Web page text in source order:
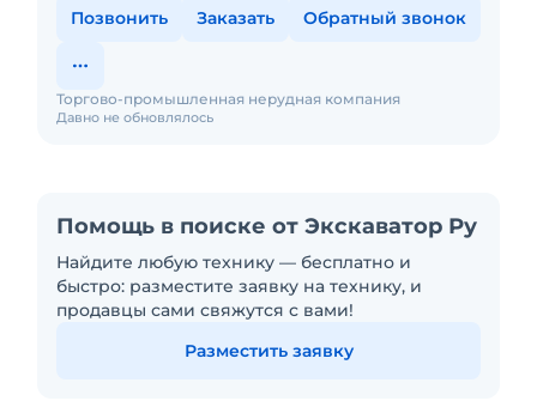
Позвонить Заказать Обратный звонок
Давно не обновлялось
Торгово-промышленная нерудная компания
Помощь в поиске от Экскаватор Ру
Найдите любую технику — бесплатно и
быстро: разместите заявку на технику, и
продавцы сами свяжутся с вами!
Разместить заявку